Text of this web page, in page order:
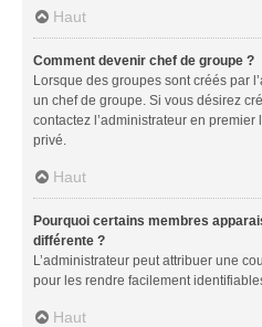
Haut
Comment devenir chef de groupe ?
Lorsque des groupes sont créés par
un chef de groupe. Si vous désirez
contactez l’administrateur en
privé.
Haut
Pourquoi certains membres
différente ?
L’administrateur peut attribuer une
pour les rendre facilement
Haut